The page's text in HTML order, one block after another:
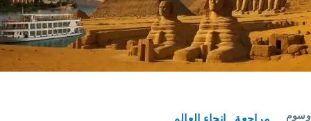
– مع
نصائح
عملية
للزوار
العالم